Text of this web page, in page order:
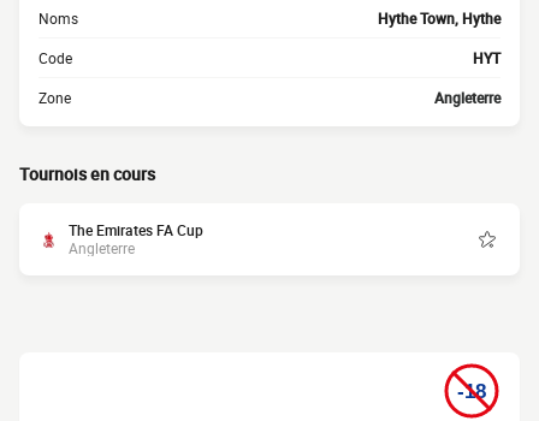
Noms Hythe Town, Hythe
Code HYT
Zone Angleterre
Tournois en cours
The Emirates FA Cup
Angleterre